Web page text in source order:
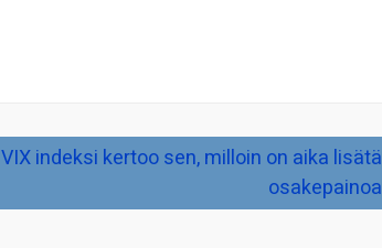
VIX indeksi kertoo sen, milloin on aika lisätä
osakepainoa